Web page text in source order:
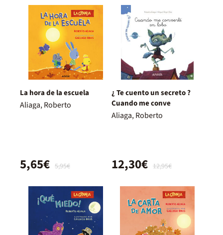
La hora de la escuela
Aliaga, Roberto
5,95€
5,65€
¿ Te cuento un secreto ?
Cuando me conve
Aliaga, Roberto
12,95€
12,30€